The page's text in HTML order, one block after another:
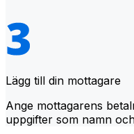
Lägg till din mottagare
Ange mottagarens
uppgifter som namn